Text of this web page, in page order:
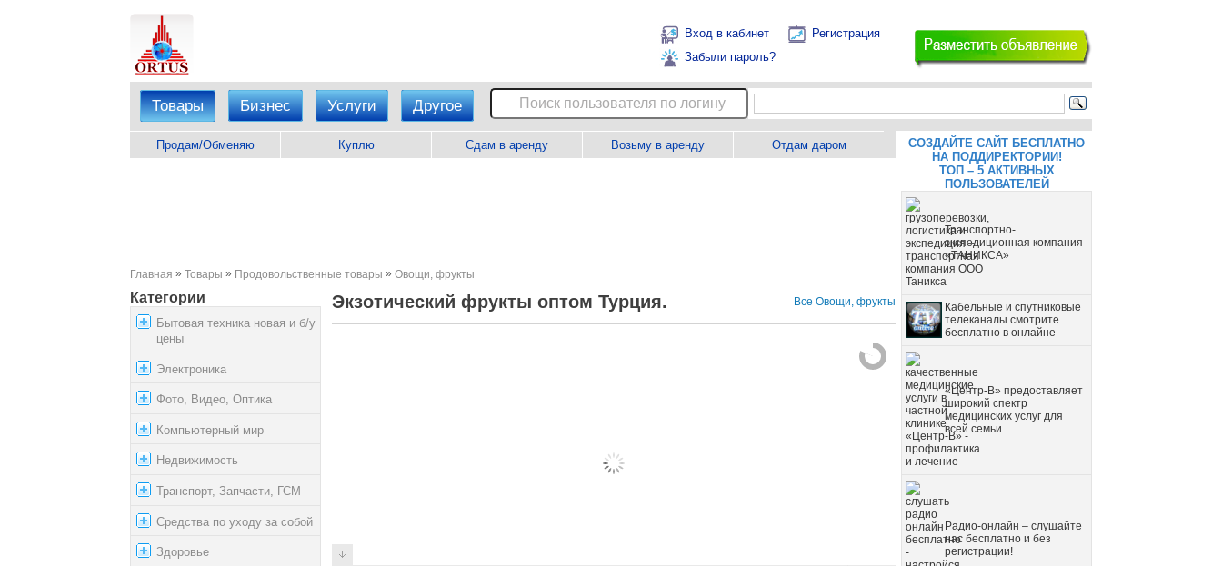
Вход в кабинет
Регистрация
Забыли пароль?
Товары Бизнес Услуги Другое
Продам/Обменяю Куплю Сдам в аренду Возьму в аренду Отдам даром
Главная » Товары » Продовольственные товары » Овощи, фрукты
Категории
Бытовая техника новая и б/у
цены
Электроника
Фото, Видео, Оптика
Компьютерный мир
Недвижимость
Транспорт, Запчасти, ГСМ
Средства по уходу за собой
Здоровье
Экзотический фрукты оптом Турция. Все Овощи, фрукты
СОЗДАЙТЕ САЙТ БЕСПЛАТНО
НА ПОДДИРЕКТОРИИ!
ТОП – 5 АКТИВНЫХ
ПОЛЬЗОВАТЕЛЕЙ
Транспортно-
экспедиционная компания
«ТАНИКСА»
Кабельные и спутниковые
телеканалы смотрите
бесплатно в онлайне
«Центр-В» предоставляет
широкий спектр
медицинских услуг для
всей семьи.
Радио-онлайн – слушайте
нас бесплатно и без
регистрации!